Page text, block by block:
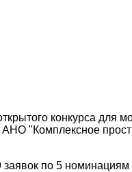
конкурса для
"Комплексное
заявок по 5